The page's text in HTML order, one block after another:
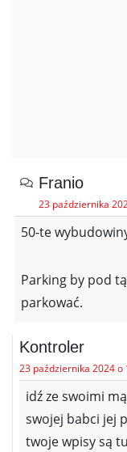
Franio
23 października
50-te
Parking by pod
parkować.
Kontroler
23 października 2024 o
idź ze swoimi
swojej babci jej
twoje wpisy są